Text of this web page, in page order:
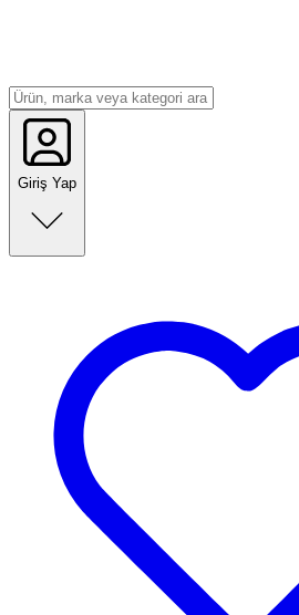
Giriş Yap